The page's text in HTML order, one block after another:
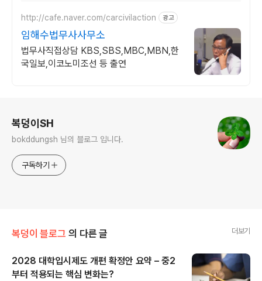
http://cafe.naver.com/carcivilaction 광고
임해수법무사사무소
법무사직접상담 KBS,SBS,MBC,MBN,한
국일보,이코노미조선 등 출연
복덩이SH
bokddungsh 님의 블로그 입니다.
구독하기
복덩이 블로그 의 다른 글 더보기
2028 대학입시제도 개편 확정안 요약 – 중2
부터 적용되는 핵심 변화는?